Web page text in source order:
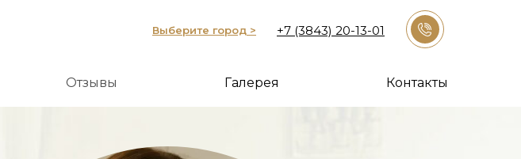
+7 (3843) 20-13-01
Выберите город >
Отзывы Галерея Контакты